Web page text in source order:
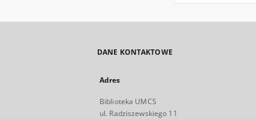
DANE KONTAKTOWE
Adres
Biblioteka UMCS
ul. Radziszewskiego 11